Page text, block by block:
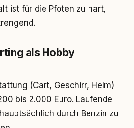
ist für die Pfoten zu hart,
als Hobby
(Cart, Geschirr, Helm)
bis 2.000 Euro. Laufende
durch Benzin zu